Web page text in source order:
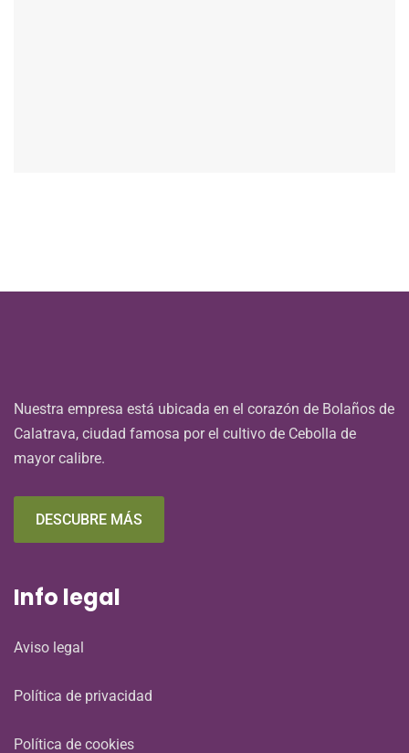
Nuestra empresa está ubicada en el corazón de Bolaños de
Calatrava, ciudad famosa por el cultivo de Cebolla de
mayor calibre.
DESCUBRE MÁS
Info legal
Aviso legal
Política de privacidad
Política de cookies